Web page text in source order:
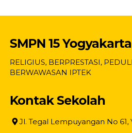
SMPN 15 Yogyakarta
RELIGIUS, BERPRESTASI,
BERWAWASAN IPTEK
Kontak Sekolah
Jl. Tegal Lempuyangan No 61,